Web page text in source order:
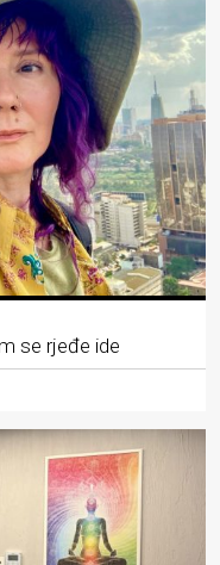
se rjeđe ide